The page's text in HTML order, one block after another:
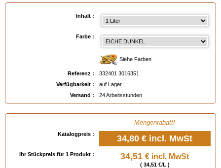
Inhalt :
Farbe :
Siehe Farben
Referenz :
332401 3016351
Verfügbarkeit :
auf Lager
Versand :
24 Arbeitsstunden
Mengenrabatt!
Katalogpreis : 34,80 € incl. MwSt
Ihr Stückpreis für 1 Produkt : 34,51 € incl. MwSt
( 34,51 €/L )